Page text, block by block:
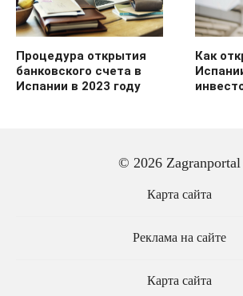
Процедура открытия
банковского счета в
Испании в 2023 году
Как
© 2026 Zagranportal
Карта сайта
Реклама на сайте
Карта сайта